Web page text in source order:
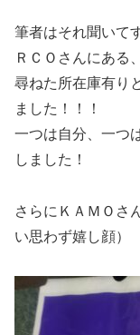
筆者はそれ聞いて
ＲＣＯさんにある、
尋ねた所在庫有り
ました！！！
一つは自分、一つ
しました！
さらにＫＡＭＯさ
い思わず嬉し顔）